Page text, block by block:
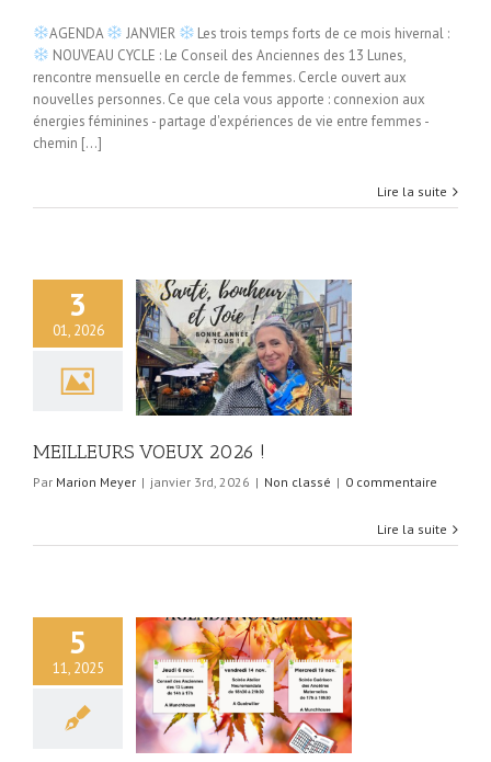
AGENDA JANVIER
Les trois temps forts de ce mois hivernal :
NOUVEAU CYCLE : Le Conseil des Anciennes des 13 Lunes,
rencontre mensuelle en cercle de femmes. Cercle ouvert aux
nouvelles personnes. Ce que cela vous apporte : connexion aux
énergies féminines - partage d'expériences de vie entre femmes -
chemin [...]
Lire la suite
3
01, 2026
MEILLEURS VOEUX 2026 !
Par Marion Meyer | janvier 3rd, 2026 | Non classé | 0 commentaire
Lire la suite
5
11, 2025